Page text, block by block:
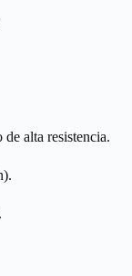
alta resistencia.